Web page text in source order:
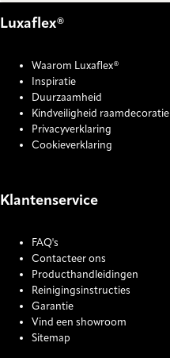
Luxaflex®
Waarom Luxaflex®
Inspiratie
Duurzaamheid
Kindveiligheid raamdecoratie
Privacyverklaring
Cookieverklaring
Klantenservice
FAQ's
Contacteer ons
Producthandleidingen
Reinigingsinstructies
Garantie
Vind een showroom
Sitemap